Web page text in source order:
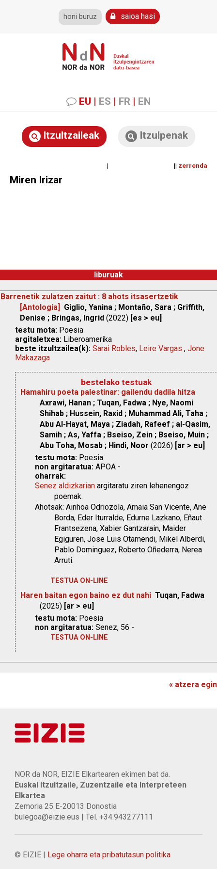
honi buruz saioa hasi
EU | ES | FR | EN
Itzultzaileak Itzulpenak
| || zerrenda
Miren Irizar
liburuak
Barrenetik zulatzen zaitut : 8 ahots itsasertzetik
[Antologia]
Giglio, Yanina ; Montaño, Sara ; Griffith,
Denise ; Bringas, Ingrid (2022) [es > eu]
testu mota: Poesia
argitaletxea: Liberoamerika
beste itzultzailea(k): Sarai Robles, Leire Vargas , Jone
Makazaga
bestelako testuak
Hamahiru poeta palestinar: gailendu dadila hitza
Axrawi, Hanan ; Tuqan, Fadwa ; Nye, Naomi
Shihab ; Hussein, Raxid ; Muhammad Ali, Taha ;
Abu Al-Hayat, Maya ; Ziadah, Rafeef ; al-Qasim,
Samih ; As, Yaffa ; Bseiso, Zein ; Bseiso, Muin ;
Abu Toha, Mosab ; Hindi, Noor (2026) [ar > eu]
testu mota: Poesia
non argitaratua: APOA -
oharrak:
Senez aldizkarian argitaratu ziren lehenengoz
poemak.
Ahotsak: Ainhoa Odriozola, Amaia San Vicente, Ane
Borda, Eder Iturralde, Edurne Lazkano, Eñaut
Frantsezena, Xabier Gantzarain, Maider
Egiguren, Jose Luis Otamendi, Mikel Alberdi,
Pablo Dominguez, Roberto Oñederra, Nerea
Arruti.
TESTUA ON-LINE
Haren baitan egon baino ez dut nahi Tuqan, Fadwa
(2025) [ar > eu]
testu mota: Poesia
non argitaratua: Senez, 56 -
TESTUA ON-LINE
« atzera egin
NOR da NOR, EIZIE Elkartearen ekimen bat da.
Euskal Itzultzaile, Zuzentzaile eta Interpreteen
Elkartea
Zemoria 25 E-20013 Donostia
bulegoa@eizie.eus | Tel. +34.943277111
© EIZIE | Lege oharra eta pribatutasun politika